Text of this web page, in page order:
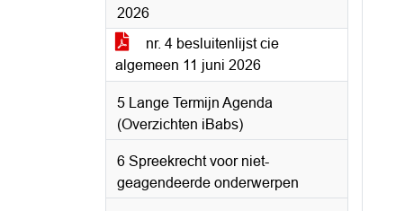
2026
nr. 4 besluitenlijst cie
algemeen 11 juni 2026
5 Lange Termijn Agenda
(Overzichten iBabs)
6 Spreekrecht voor niet-
geagendeerde onderwerpen